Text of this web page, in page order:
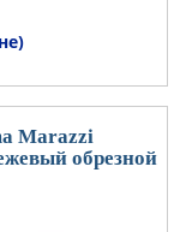
Marazzi
обрезной